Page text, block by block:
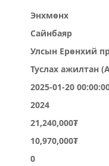
Энхмөнх
Сайнбаяр
Улсын Ерөнхий
Туслах ажилтан
2025-01-20
2024
21,240,000₮
10,970,000₮
0